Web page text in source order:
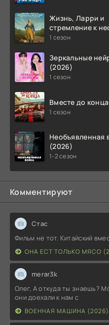
Жизнь, Ларри и
стремление к
Почти история
1 сезон
Зеркальные
(2026)
1 сезон
Вместе до
1 сезон
Необъявленная
(2026)
1-2 сезон
Комментируют
Стас
Фильм не тот. Китайский
ОНА ЕСТ ТОЛЬКО МЯСО
merar3k
Олег, А откуда ты знаешь?
они доехали к нам с
ВОЕННАЯ МАШИНА (2026)